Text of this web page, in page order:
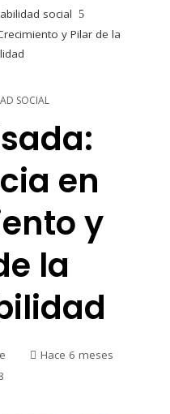
social
y Pilar de la
SOCIAL
en
y
la
Hace 6 meses